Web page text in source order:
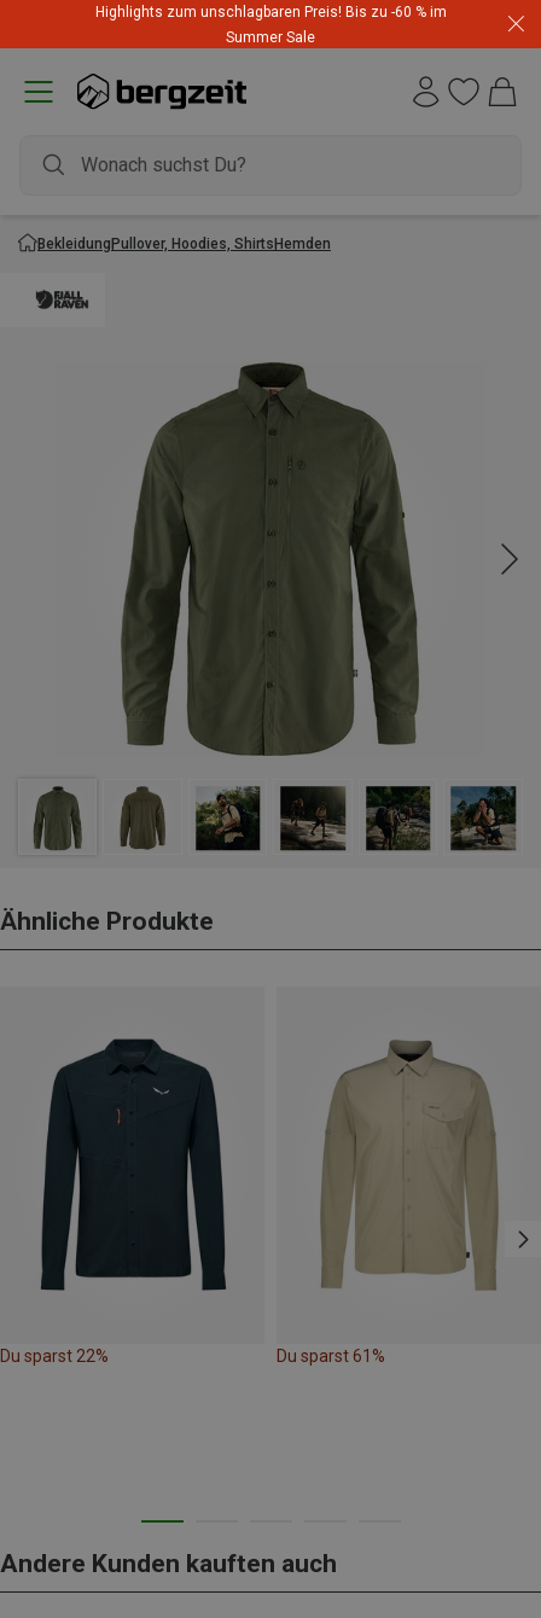
Highlights zum unschlagbaren Preis! Bis zu -60 % im
Summer Sale
BekleidungPullover, Hoodies, ShirtsHemden
Ähnliche Produkte
Du sparst 22% Du sparst 61%
Andere Kunden kauften auch